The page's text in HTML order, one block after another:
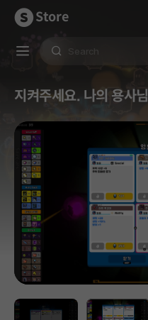
Store
지켜주세요. 나의 용사님